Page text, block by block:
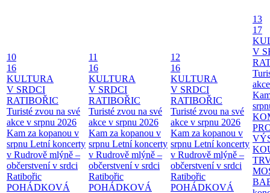
10
16
KULTURA
V SRDCI
RATIBOŘIC
Turisté zvou na své
akce v srpnu 2026
Kam za kopanou v
srpnu Letní koncerty
v Rudrově mlýně –
občerstvení v srdci
Ratibořic
POHÁDKOVÁ
11
16
KULTURA
V SRDCI
RATIBOŘIC
Turisté zvou na své
akce v srpnu 2026
Kam za kopanou v
srpnu Letní koncerty
v Rudrově mlýně –
občerstvení v srdci
Ratibořic
POHÁDKOVÁ
12
16
KULTURA
V SRDCI
RATIBOŘIC
Turisté zvou na své
akce v srpnu 2026
Kam za kopanou v
srpnu Letní koncerty
v Rudrově mlýně –
občerstvení v srdci
Ratibořic
POHÁDKOVÁ
13
17
V